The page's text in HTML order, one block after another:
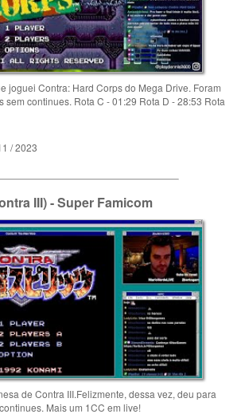
joguei Contra: Hard Corps do Mega Drive. Foram
sem continues. Rota C - 01:29 Rota D - 28:53 Rota
/ 2023
III) - Super Famicom
de Contra III.Felizmente, dessa vez, deu para
Mais um 1CC em live!